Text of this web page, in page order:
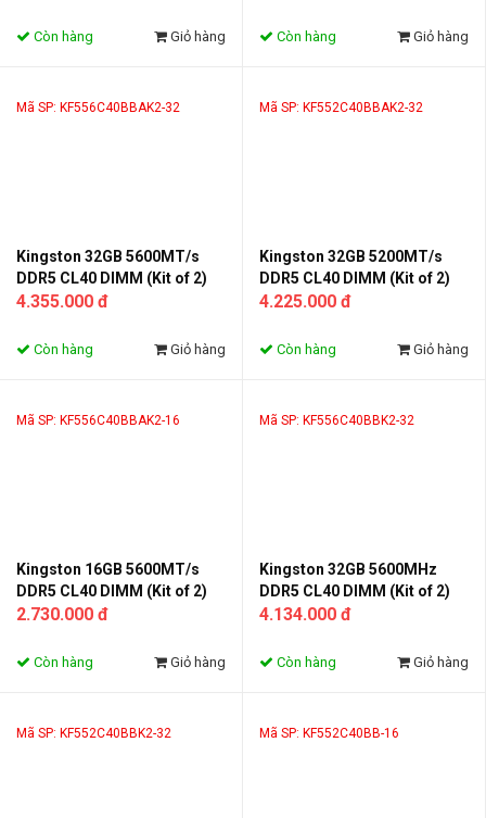
Còn hàng Giỏ hàng Còn hàng Giỏ hàng
Mã SP: KF556C40BBAK2-32
Kingston 32GB 5600MT/s
DDR5 CL40 DIMM (Kit of 2)
Beast RGB
4.355.000 đ
Còn hàng Giỏ hàng
Mã SP: KF552C40BBAK2-32
Kingston 32GB 5200MT/s
DDR5 CL40 DIMM (Kit of 2)
Beast RGB
4.225.000 đ
Còn hàng Giỏ hàng
Mã SP: KF556C40BBAK2-16
Kingston 16GB 5600MT/s
DDR5 CL40 DIMM (Kit of 2)
FURY Beast RGB
2.730.000 đ
Còn hàng Giỏ hàng
Mã SP: KF556C40BBK2-32
Kingston 32GB 5600MHz
DDR5 CL40 DIMM (Kit of 2)
FURY Beast Black
4.134.000 đ
Còn hàng Giỏ hàng
Mã SP: KF552C40BBK2-32 Mã SP: KF552C40BB-16